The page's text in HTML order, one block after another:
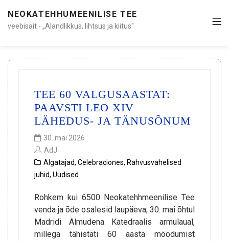
NEOKATEHHUMEENILISE TEE
veebisait - „Alandlikkus, lihtsus ja kiitus"
TEE 60 VALGUSAASTAT:
PAAVSTI LEO XIV
LÄHEDUS- JA TÄNUSÕNUM
30. mai 2026
AdJ
Algatajad, Celebraciones, Rahvusvahelised
juhid, Uudised
Rohkem kui 6500 Neokatehhmeenilise Tee
venda ja õde osalesid laupäeva, 30. mai õhtul
Madridi Almudena Katedraalis armulaual,
millega tähistati 60 aasta möödumist